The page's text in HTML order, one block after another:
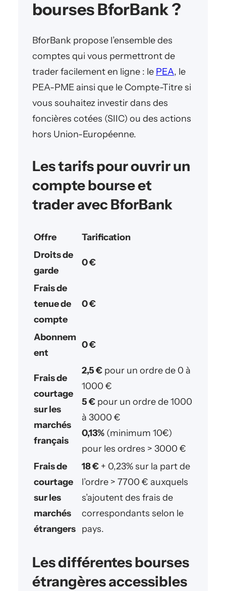
bourses BforBank ?
BforBank propose l’ensemble des
comptes qui vous permettront de
trader facilement en ligne : le PEA, le
PEA-PME ainsi que le Compte-Titre si
vous souhaitez investir dans des
foncières cotées (SIIC) ou des actions
hors Union-Européenne.
Les tarifs pour ouvrir un
compte bourse et
trader avec BforBank
Offre
Tarification
Droits de
garde
0 €
Frais de
tenue de
compte
0 €
Abonnem
ent
0 €
Frais de
courtage
sur les
marchés
français
2,5 € pour un ordre de 0 à
1000 €
5 € pour un ordre de 1000
à 3000 €
0,13% (minimum 10€)
pour les ordres > 3000 €
Frais de
courtage
sur les
marchés
étrangers
18 € + 0,23% sur la part de
l’ordre > 7700 € auxquels
s’ajoutent des frais de
correspondants selon le
pays.
Les différentes bourses
étrangères accessibles